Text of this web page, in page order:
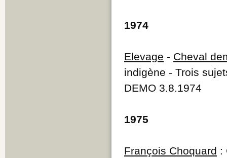
1974
Elevage - Cheval
indigène - Trois
DEMO 3.8.1974
1975
François Choquard :